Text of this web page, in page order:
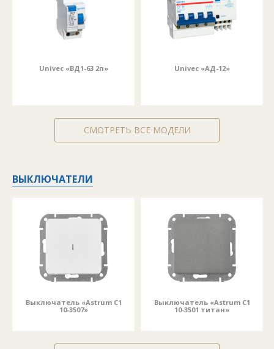
Univec «ВД1-63 2п» Univec «АД-12»
СМОТРЕТЬ ВСЕ МОДЕЛИ
ВЫКЛЮЧАТЕЛИ
Выключатель «Astrum С1
10-3507»
Выключатель «Astrum С1
10-3501 титан»